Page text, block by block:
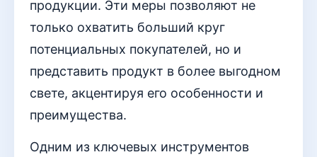
продукции. Эти меры позволяют не
только охватить больший круг
потенциальных покупателей, но и
представить продукт в более выгодном
свете, акцентируя его особенности и
преимущества.
Одним из ключевых инструментов